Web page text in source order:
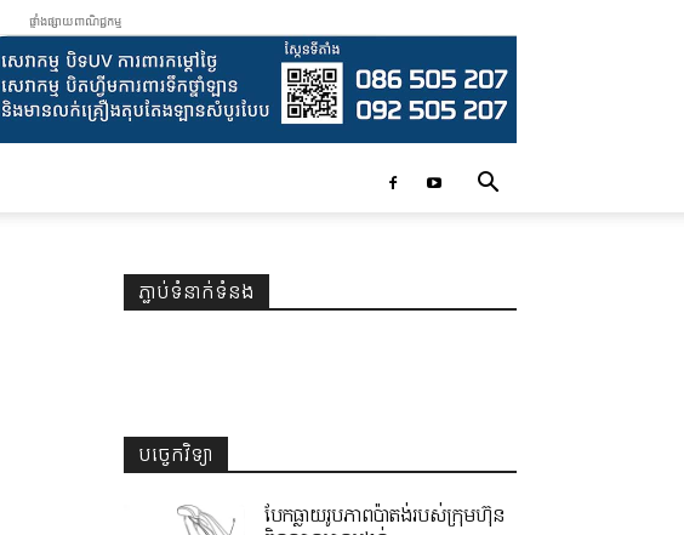
ផ្ទាំងផ្សាយពាណិជ្ជកម្ម
ភ្ជាប់ទំនាក់ទំនង
បច្ចេកវិទ្យា
បែកធ្លាយរូបភាពប៉ាតង់របស់ក្រុមហ៊ុន